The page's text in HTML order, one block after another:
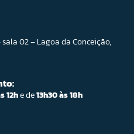
02 – Lagoa da Conceição,
12he de13h30 às 18h